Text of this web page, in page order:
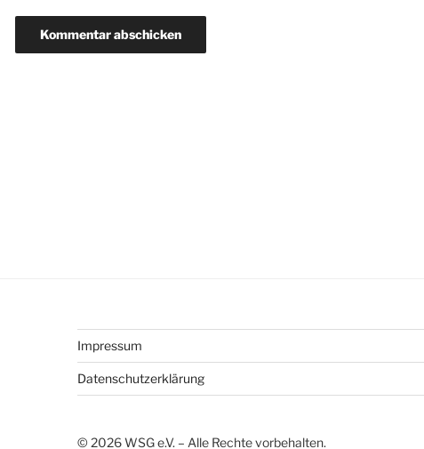
Impressum
Datenschutzerklärung
© 2026WSG e.V. – Alle Rechte vorbehalten.